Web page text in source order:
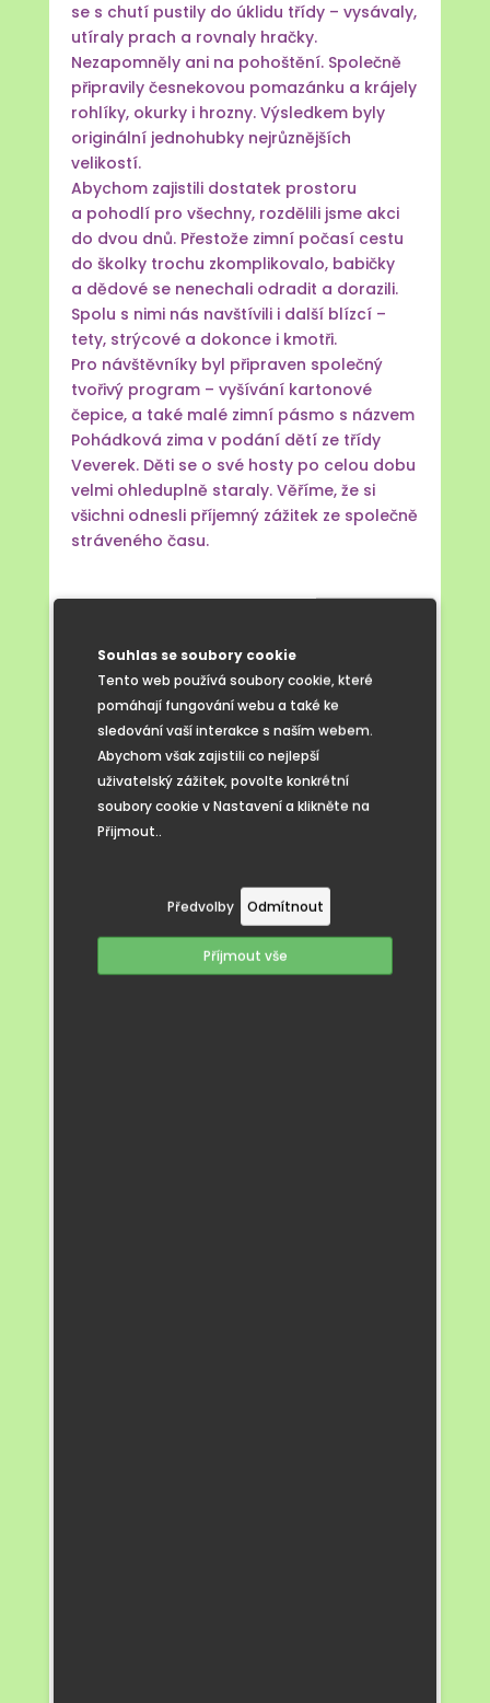
Souhlas se soubory cookie
Tento web používá soubory cookie, které
pomáhají fungování webu a také ke
sledování vaší interakce s naším webem.
Abychom však zajistili co nejlepší
uživatelský zážitek, povolte konkrétní
soubory cookie v Nastavení a klikněte na
Přijmout..
Předvolby Odmítnout
Příjmout vše
se s chutí pustily do úklidu třídy – vysávaly,
utíraly prach a rovnaly hračky.
Nezapomněly ani na pohoštění. Společně
připravily česnekovou pomazánku a krájely
rohlíky, okurky i hrozny. Výsledkem byly
originální jednohubky nejrůznějších
velikostí.
Abychom zajistili dostatek prostoru
a pohodlí pro všechny, rozdělili jsme akci
do dvou dnů. Přestože zimní počasí cestu
do školky trochu zkomplikovalo, babičky
a dědové se nenechali odradit a dorazili.
Spolu s nimi nás navštívili i další blízcí –
tety, strýcové a dokonce i kmotři.
Pro návštěvníky byl připraven společný
tvořivý program – vyšívání kartonové
čepice, a také malé zimní pásmo s názvem
Pohádková zima v podání dětí ze třídy
Veverek. Děti se o své hosty po celou dobu
velmi ohleduplně staraly. Věříme, že si
všichni odnesli příjemný zážitek ze společně
stráveného času.